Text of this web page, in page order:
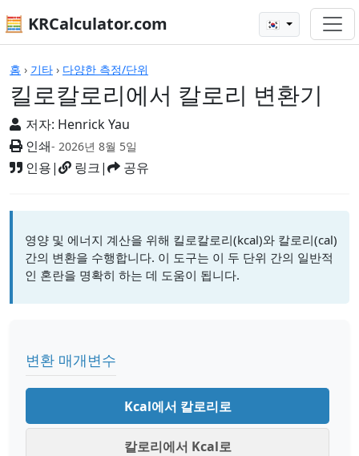
🧮 KRCalculator.com 🇰🇷
홈 › 기타 › 다양한 측정/단위
킬로칼로리에서 칼로리 변환기
저자: Henrick Yau
인쇄- 2026년 8월 5일
인용| 링크| 공유
계산기
영양 및 에너지 계산을 위해 킬로칼로리(kcal)와 칼로리(cal)
간의 변환을 수행합니다. 이 도구는 이 두 단위 간의 일반적
인 혼란을 명확히 하는 데 도움이 됩니다.
변환 매개변수
Kcal에서 칼로리로
칼로리에서 Kcal로